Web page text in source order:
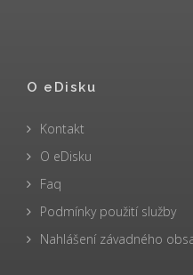
O eDisku
Kontakt
O eDisku
Faq
Podmínky použití služby
Nahlášení závadného